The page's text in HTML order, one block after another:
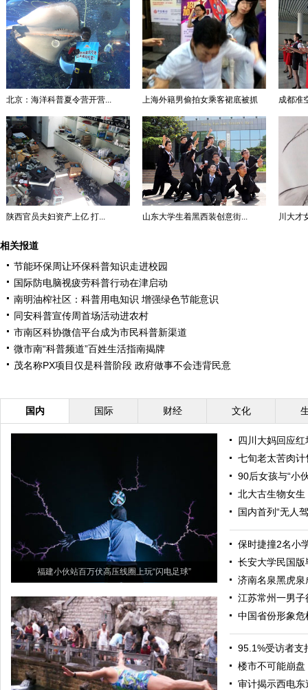
北京：海洋科普夏令营开营... 上海外籍男偷拍女乘客裙底被抓 成都准
陕西官员夫妇资产上亿 打... 山东大学生着黑西装创意街... 川大才
相关报道
节能环保周让环保科普知识走进校园
国际防电脑视疲劳科普行动在津启动
南明油榨社区：科普用电知识 增强绿色节能意识
同安科普宣传周首场活动进农村
市南区科协微信平台成为市民科普新渠道
微市南“科普频道”百姓生活指南揭牌
茂名称PX项目仅是科普阶段 政府做事不会违背民意
国内 国际 财经 文化
福建小伙站百万伏高压线圈上玩“闪电足球”
四川大妈回应
七旬老太苦肉
90后女孩与“小
北大古生物女
国内首列“无人
保时捷撞2名小
长安大学民国版
济南名泉黑虎泉
江苏常州一男
中国省份形象危
95.1%受访者支
楼市不可能崩
审计揭示西电